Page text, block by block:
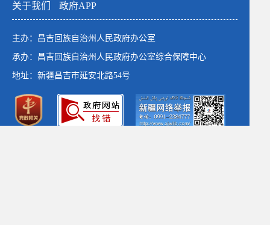
关于我们
政府APP
主办：昌吉回族自治州人民政府办公室
承办：昌吉回族自治州人民政府办公室综合保障中心
地址：新疆昌吉市延安北路54号